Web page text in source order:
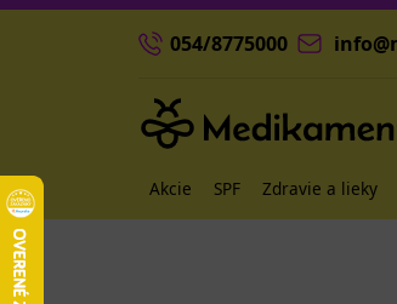
054/8775000
Akcie SPF Zdravie a lieky